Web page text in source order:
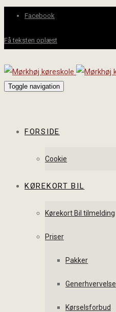
Facebook
Få teksten oplæst
Toggle navigation
FORSIDE
Cookie
KØREKORT BIL
Kørekort Bil tilmelding
Priser
Pakker
Generhvervelse
Kørselsforbud